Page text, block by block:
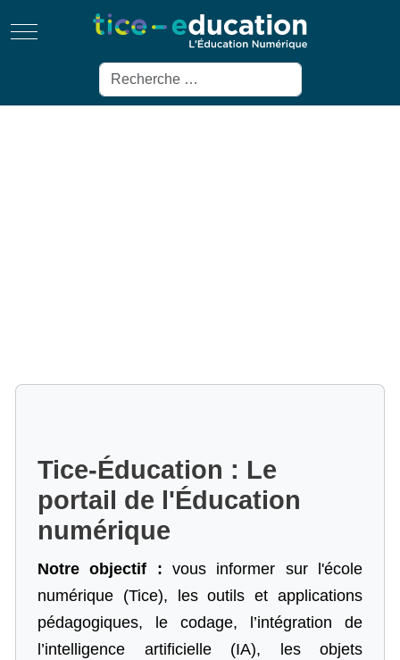
Mobile Menu Toggle
Rechercher
Tice-Éducation : Le
portail de l'Éducation
numérique
Notre objectif : vous informer sur l'école
numérique (Tice), les outils et applications
pédagogiques, le codage,
l’intégration de
l’intelligence artificielle (IA), les objets